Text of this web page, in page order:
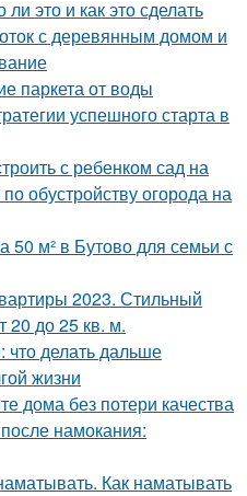
это и как это сделать
с деревянным домом и
паркета от воды
успешного старта в
с ребенком сад на
обустройству огорода на
м² в Бутово для семьи с
2023. Стильный
20 до 25 кв. м.
что делать дальше
жизни
дома без потери качества
намокания:
Как наматывать